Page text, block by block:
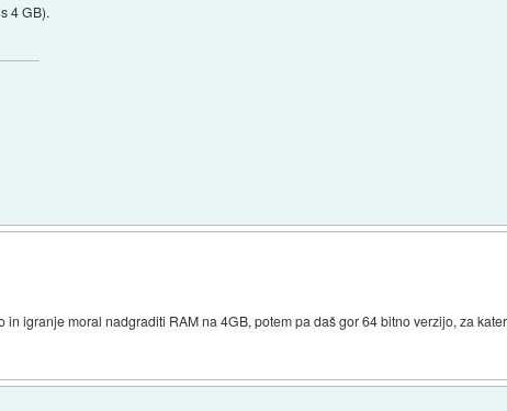
4 GB).
igranje moral nadgraditi RAM na 4GB, potem pa daš gor 64 bitno verzijo, za